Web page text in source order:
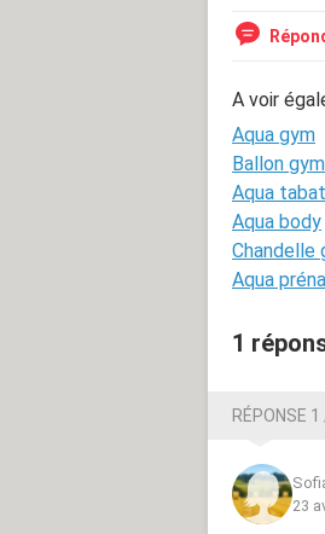
A voir
Aqua gym
Ballon
Aqua
Aqua body
Chandelle
Aqua
1
RÉPONSE 1
23